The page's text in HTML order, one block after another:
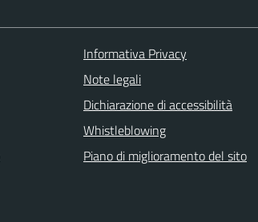
Informativa Privacy
Note legali
Dichiarazione di accessibilità
Whistleblowing
Piano di miglioramento del sito